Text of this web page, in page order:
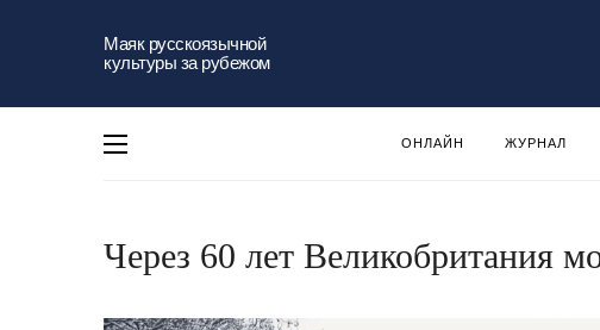
Маяк русскоязычной
культуры за рубежом
ОНЛАЙН ЖУРНАЛ
Через 60 лет Великобритания